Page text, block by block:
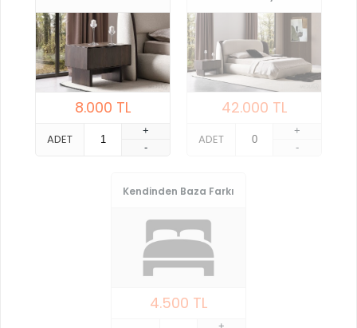
8.000 TL
ADET
+
-
42.000 TL
ADET
+
-
Kendinden Baza Farkı
4.500 TL